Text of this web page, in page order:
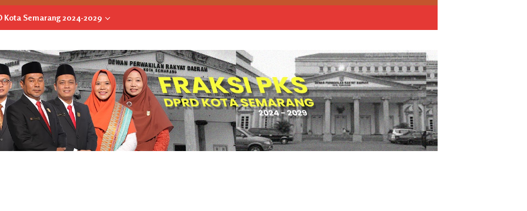
Kota Semarang 2024-2029